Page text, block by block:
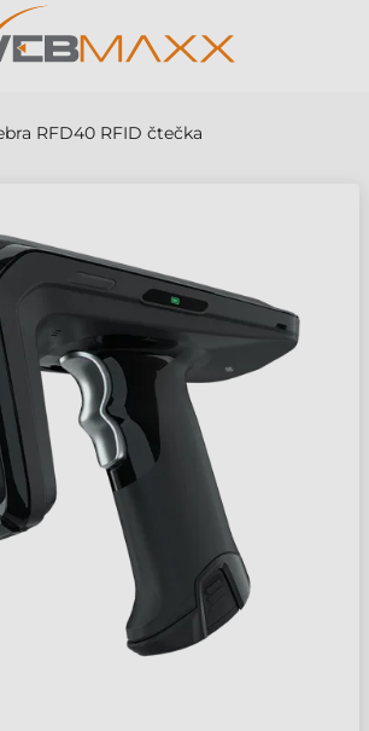
RFD40 RFID čtečka